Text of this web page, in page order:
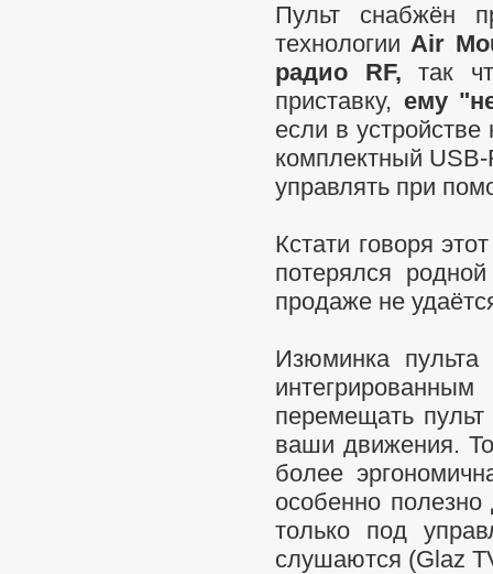
Пульт снабжён
технологииAir
радио RF, так
приставку, ему
если в
комплектный
управлять при
Кстати говоря
потерялся
продаже не
Изюминка
перемещать
ваши движения.
более
особенно
только под
слушаются (Glaz